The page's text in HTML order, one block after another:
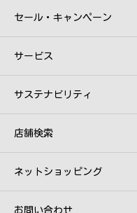
セール・キャンペーン
サービス
サステナビリティ
店舗検索
ネットショッピング
お問い合わせ